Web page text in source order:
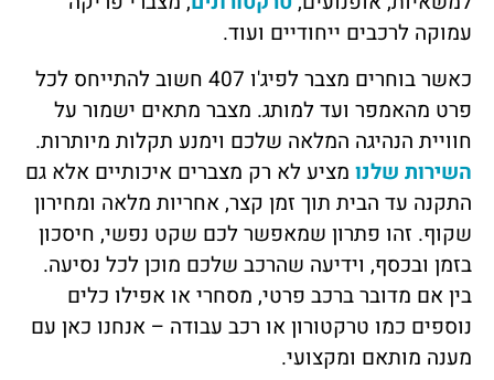
עמוקה לרכבים ייחודיים ועוד.
כאשר בוחרים מצבר לפיג'ו 407 חשוב להתייחס לכל
פרט מהאמפר ועד למותג. מצבר מתאים ישמור על
חוויית הנהיגה המלאה שלכם וימנע תקלות מיותרות.
השירות שלנו מציע לא רק מצברים איכותיים אלא גם
התקנה עד הבית תוך זמן קצר, אחריות מלאה ומחירון
שקוף. זהו פתרון שמאפשר לכם שקט נפשי, חיסכון
בזמן ובכסף, וידיעה שהרכב שלכם מוכן לכל נסיעה.
בין אם מדובר ברכב פרטי, מסחרי או אפילו כלים
נוספים כמו טרקטורון או רכב עבודה – אנחנו כאן עם
מענה מותאם ומקצועי.